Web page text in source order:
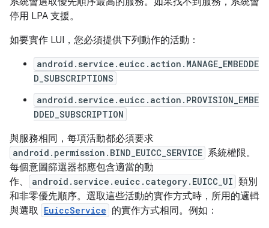
停用 LPA 支援。
如要實作 LUI，您必須提供下列動作的活動：
android.service.euicc.action.MANAGE_EMBEDDE
D_SUBSCRIPTIONS
android.service.euicc.action.PROVISION_EMBE
DDED_SUBSCRIPTION
與服務相同，每項活動都必須要求
android.permission.BIND_EUICC_SERVICE 系統權限。
每個意圖篩選器都應包含適當的動
作、
android.service.euicc.category.EUICC_UI 類別
和非零優先順序。選取這些活動的實作方式時，所用的邏輯
與選取 EuiccService 的實作方式相同。例如：